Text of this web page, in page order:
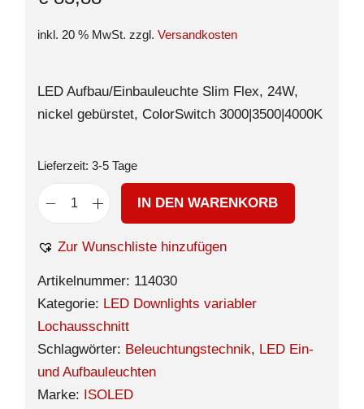
inkl. 20 % MwSt. zzgl. Versandkosten
LED Aufbau/Einbauleuchte Slim Flex, 24W,
nickel gebürstet, ColorSwitch 3000|3500|4000K
Lieferzeit: 3-5 Tage
IN DEN WARENKORB
Zur Wunschliste hinzufügen
Artikelnummer: 114030
Kategorie: LED Downlights variabler
Lochausschnitt
Schlagwörter: Beleuchtungstechnik, LED Ein-
und Aufbauleuchten
Marke: ISOLED